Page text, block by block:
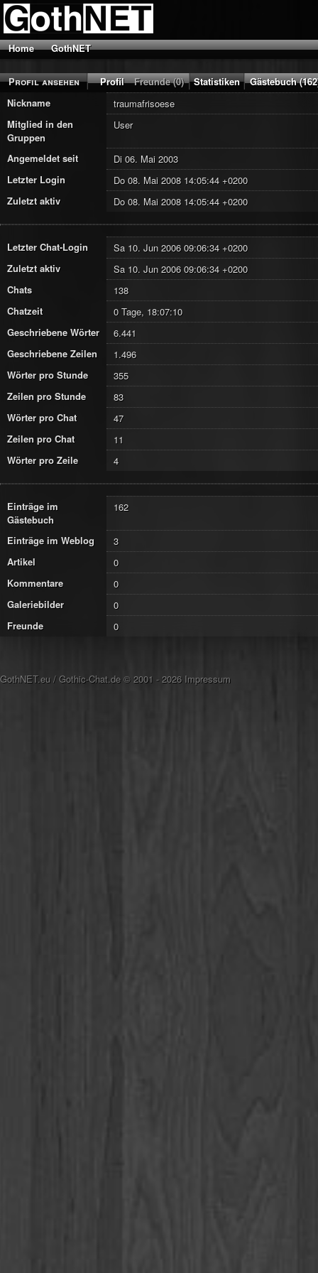
Home GothNET
Profil ansehen Profil Freunde (0) Statistiken
Gästebuch
Nickname
traumafrisoese
Mitglied in den
Gruppen
User
Angemeldet seit
Di 06. Mai 2003
Letzter Login
Do 08. Mai 2008 14:05:44 +0200
Zuletzt aktiv
Do 08. Mai 2008 14:05:44 +0200
Letzter Chat-Login
Sa 10. Jun 2006 09:06:34 +0200
Zuletzt aktiv
Sa 10. Jun 2006 09:06:34 +0200
Chats
138
Chatzeit
0 Tage, 18:07:10
Geschriebene Wörter
6.441
Geschriebene Zeilen
1.496
Wörter pro Stunde
355
Zeilen pro Stunde
83
Wörter pro Chat
47
Zeilen pro Chat
11
Wörter pro Zeile
4
Einträge im
Gästebuch
162
Einträge im Weblog
3
Artikel
0
Kommentare
0
Galeriebilder
0
Freunde
0
GothNET.eu /Gothic-Chat.de © 2001 - 2026 Impressum